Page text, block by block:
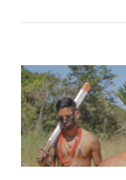
View
Larger
Image